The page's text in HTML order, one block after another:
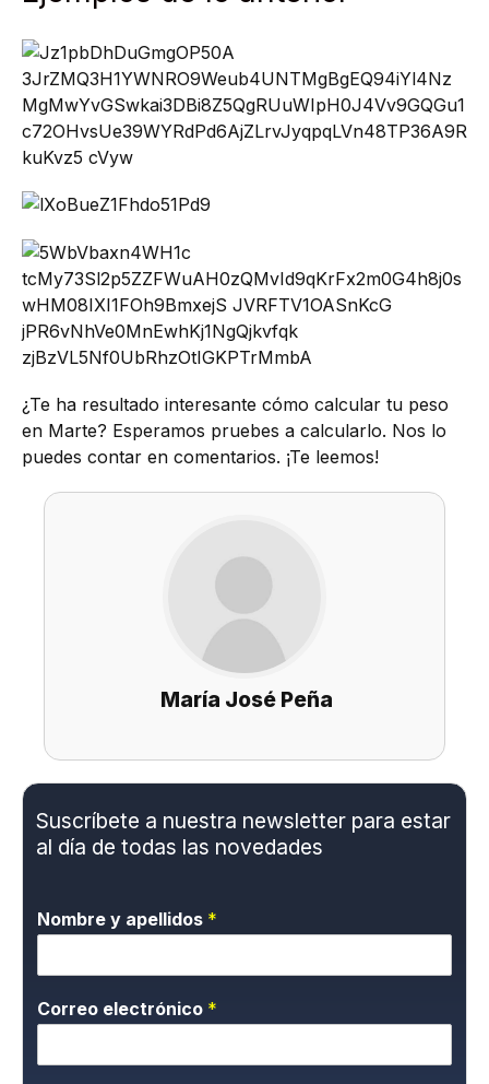
¿Te ha resultado interesante cómo calcular tu peso
en Marte? Esperamos pruebes a calcularlo. Nos lo
puedes contar en comentarios. ¡Te leemos!
María José Peña
Suscríbete a nuestra newsletter para estar
al día de todas las novedades
Nombre y apellidos *
Correo electrónico *